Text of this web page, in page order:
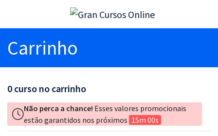
Carrinho
0 curso no carrinho
Não perca a chance! Esses valores promocionais
estão garantidos nos próximos 15m 00s